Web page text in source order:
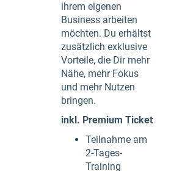
ihrem eigenen
Business arbeiten
möchten. Du erhältst
zusätzlich exklusive
Vorteile, die Dir mehr
Nähe, mehr Fokus
und mehr Nutzen
bringen.
inkl. Premium Ticket
Teilnahme am
2-Tages-
Training